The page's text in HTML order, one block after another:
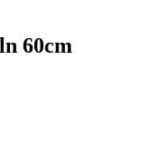
60cm